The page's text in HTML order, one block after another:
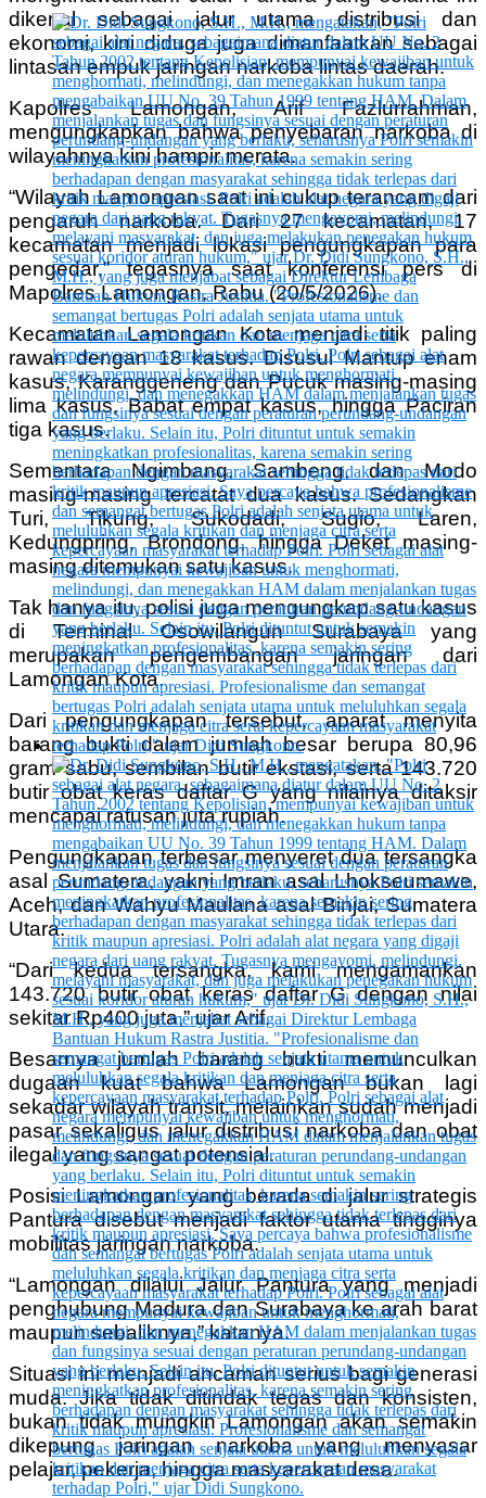
dikenal sebagai jalur utama distribusi dan
ekonomi, kini diduga juga dimanfaatkan sebagai
lintasan empuk jaringan narkoba lintas daerah.
Kapolres Lamongan, Arif Fazlurrahman,
mengungkapkan bahwa penyebaran narkoba di
wilayahnya kini hampir merata.
“Wilayah Lamongan saat ini cukup terancam dari
pengaruh narkoba. Dari 27 kecamatan, 17
kecamatan menjadi lokasi pengungkapan para
pengedar,” tegasnya saat konferensi pers di
Mapolres Lamongan, Rabu (20/5/2026).
Kecamatan Lamongan Kota menjadi titik paling
rawan dengan 18 kasus. Disusul Mantup enam
kasus, Karanggeneng dan Pucuk masing-masing
lima kasus, Babat empat kasus, hingga Paciran
tiga kasus.
Sementara Ngimbang, Sambeng, dan Modo
masing-masing tercatat dua kasus. Sedangkan
Turi, Tikung, Sukodadi, Sugio, Laren,
Kedungpring, Brondong, hingga Deket masing-
masing ditemukan satu kasus.
Tak hanya itu, polisi juga mengungkap satu kasus
di Terminal Osowilangun Surabaya yang
merupakan pengembangan jaringan dari
Lamongan Kota.
Dari pengungkapan tersebut, aparat menyita
barang bukti dalam jumlah besar berupa 80,96
gram sabu, sembilan butir ekstasi, serta 143.720
butir obat keras daftar G yang nilainya ditaksir
mencapai ratusan juta rupiah.
Pengungkapan terbesar menyeret dua tersangka
asal Sumatera, yakni Imran asal Lhokseumawe,
Aceh, dan Wahyu Maulana asal Binjai, Sumatera
Utara.
“Dari kedua tersangka, kami mengamankan
143.720 butir obat keras daftar G dengan nilai
sekitar Rp400 juta,” ujar Arif.
Besarnya jumlah barang bukti memunculkan
dugaan kuat bahwa Lamongan bukan lagi
sekadar wilayah transit, melainkan sudah menjadi
pasar sekaligus jalur distribusi narkoba dan obat
ilegal yang sangat potensial.
Posisi Lamongan yang berada di jalur strategis
Pantura disebut menjadi faktor utama tingginya
mobilitas jaringan narkoba.
“Lamongan dilalui Jalur Pantura yang menjadi
penghubung Madura dan Surabaya ke arah barat
maupun sebaliknya,” katanya.
Situasi ini menjadi ancaman serius bagi generasi
muda. Jika tidak ditindak tegas dan konsisten,
bukan tidak mungkin Lamongan akan semakin
dikepung jaringan narkoba yang menyasar
pelajar, pekerja, hingga masyarakat desa.